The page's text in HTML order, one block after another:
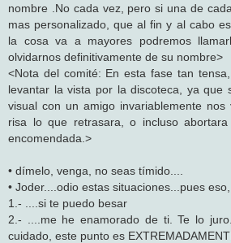
nombre .No cada vez, pero si una de
mas personalizado, que al fin y al cabo
la cosa va a mayores podremos
olvidarnos definitivamente de su nombre>
<Nota del comité: En esta fase tan
levantar la vista por la discoteca, ya que
visual con un amigo invariablemente
risa lo que retrasara, o incluso
encomendada.>
• dímelo, venga, no seas tímido....
• Joder....odio estas situaciones...pues eso,
1.- ....si te puedo besar
2.- ....me he enamorado de ti. Te lo
cuidado, este punto es